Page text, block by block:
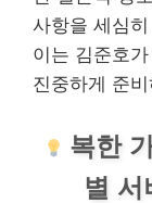
사항을 세심
이는 김준호
진중하게 준
복한
별 서